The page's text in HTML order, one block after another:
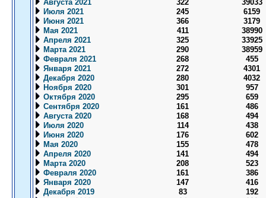
Августа 2021
322
39033
Июля 2021
245
6159
Июня 2021
366
3179
Мая 2021
411
38990
Апреля 2021
325
33925
Марта 2021
290
38959
Февраля 2021
268
455
Января 2021
272
4301
Декабря 2020
280
4032
Ноября 2020
301
957
Октября 2020
295
659
Сентября 2020
161
486
Августа 2020
168
494
Июля 2020
114
438
Июня 2020
176
602
Мая 2020
155
478
Апреля 2020
141
494
Марта 2020
208
523
Февраля 2020
161
386
Января 2020
147
416
Декабря 2019
83
192